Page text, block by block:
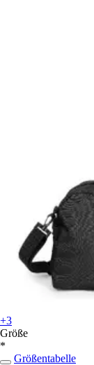
+3
Größe
*
Größentabelle